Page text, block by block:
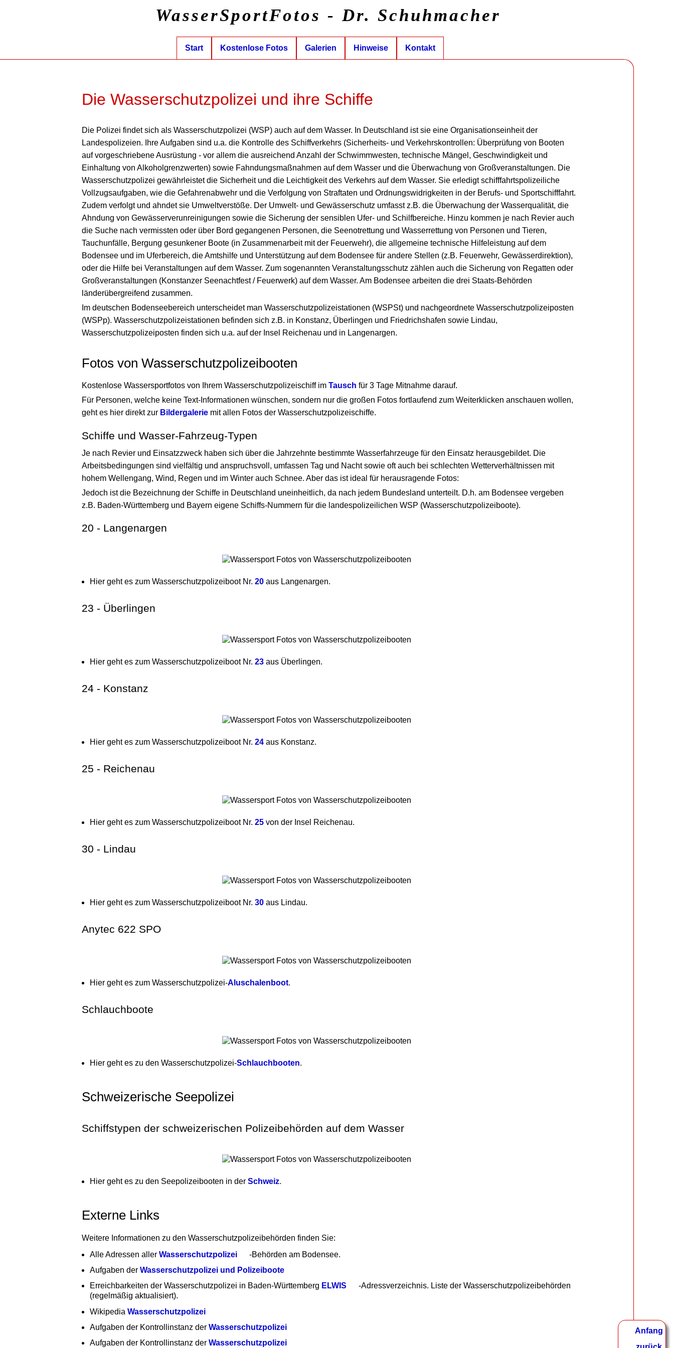
Die Wasserschutzpolizei und ihre Schiffe
Die Polizei findet sich als Wasserschutzpolizei (WSP) auch auf dem Wasser. In Deutschland ist sie eine Organisationseinheit der
Landespolizeien. Ihre Aufgaben sind u.a. die Kontrolle des Schiffverkehrs (Sicherheits- und Verkehrskontrollen: Überprüfung von Booten
auf vorgeschriebene Ausrüstung - vor allem die ausreichend Anzahl der Schwimmwesten, technische Mängel, Geschwindigkeit und
Einhaltung von Alkoholgrenzwerten) sowie Fahndungsmaßnahmen auf dem Wasser und die Überwachung von Großveranstaltungen. Die
Wasserschutzpolizei gewährleistet die Sicherheit und die Leichtigkeit des Verkehrs auf dem Wasser. Sie erledigt schifffahrtspolizeiliche
Vollzugsaufgaben, wie die Gefahrenabwehr und die Verfolgung von Straftaten und Ordnungswidrigkeiten in der Berufs- und Sportschifffahrt.
Zudem verfolgt und ahndet sie Umweltverstöße. Der Umwelt- und Gewässerschutz umfasst z.B. die Überwachung der Wasserqualität, die
Ahndung von Gewässerverunreinigungen sowie die Sicherung der sensiblen Ufer- und Schilfbereiche. Hinzu kommen je nach Revier auch
die Suche nach vermissten oder über Bord gegangenen Personen, die Seenotrettung und Wasserrettung von Personen und Tieren,
Tauchunfälle, Bergung gesunkener Boote (in Zusammenarbeit mit der Feuerwehr), die allgemeine technische Hilfeleistung auf dem
Bodensee und im Uferbereich, die Amtshilfe und Unterstützung auf dem Bodensee für andere Stellen (z.B. Feuerwehr, Gewässerdirektion),
oder die Hilfe bei Veranstaltungen auf dem Wasser. Zum sogenannten Veranstaltungsschutz zählen auch die Sicherung von Regatten oder
Großveranstaltungen (Konstanzer Seenachtfest / Feuerwerk) auf dem Wasser. Am Bodensee arbeiten die drei Staats-Behörden
länderübergreifend zusammen.
Im deutschen Bodenseebereich unterscheidet man Wasserschutzpolizeistationen (WSPSt) und nachgeordnete Wasserschutzpolizeiposten
(WSPp). Wasserschutzpolizeistationen befinden sich z.B. in Konstanz, Überlingen und Friedrichshafen sowie Lindau,
Wasserschutzpolizeiposten finden sich u.a. auf der Insel Reichenau und in Langenargen.
Fotos von Wasserschutzpolizeibooten
Kostenlose Wassersportfotos von Ihrem Wasserschutzpolizeischiff im Tausch für 3 Tage Mitnahme darauf.
Für Personen, welche keine Text-Informationen wünschen, sondern nur die großen Fotos fortlaufend zum Weiterklicken anschauen wollen,
geht es hier direkt zur Bildergaleriemit allen Fotos der Wasserschutzpolizeischiffe.
Schiffe und Wasser-Fahrzeug-Typen
Je nach Revier und Einsatzzweck haben sich über die Jahrzehnte bestimmte Wasserfahrzeuge für den Einsatz herausgebildet. Die
Arbeitsbedingungen sind vielfältig und anspruchsvoll, umfassen Tag und Nacht sowie oft auch bei schlechten Wetterverhältnissen mit
hohem Wellengang, Wind, Regen und im Winter auch Schnee. Aber das ist ideal für herausragende Fotos:
Jedoch ist die Bezeichnung der Schiffe in Deutschland uneinheitlich, da nach jedem Bundesland unterteilt. D.h. am Bodensee vergeben
z.B. Baden-Württemberg und Bayern eigene Schiffs-Nummern für die landespolizeilichen WSP (Wasserschutzpolizeiboote).
20 - Langenargen
Hier geht es zum Wasserschutzpolizeiboot Nr. 20aus Langenargen.
23 - Überlingen
Hier geht es zum Wasserschutzpolizeiboot Nr. 23aus Überlingen.
24 - Konstanz
Hier geht es zum Wasserschutzpolizeiboot Nr. 24aus Konstanz.
25 - Reichenau
Hier geht es zum Wasserschutzpolizeiboot Nr. 25von der Insel Reichenau.
30 - Lindau
Hier geht es zum Wasserschutzpolizeiboot Nr. 30aus Lindau.
Anytec 622 SPO
Hier geht es zum Wasserschutzpolizei-Aluschalenboot.
Schlauchboote
Hier geht es zu den Wasserschutzpolizei-Schlauchbooten.
Schweizerische Seepolizei
Schiffstypen der schweizerischen Polizeibehörden auf dem Wasser
Hier geht es zu den Seepolizeibooten in der Schweiz.
Externe Links
Weitere Informationen zu den Wasserschutzpolizeibehörden finden Sie:
Alle Adressen aller Wasserschutzpolizei
-Behörden am Bodensee.
Aufgaben der Wasserschutzpolizei und Polizeiboote
Erreichbarkeiten der Wasserschutzpolizei in Baden-Württemberg ELWIS
-Adressverzeichnis. Liste der Wasserschutzpolizeibehörden
(regelmäßig aktualisiert).
Wikipedia Wasserschutzpolizei
Aufgaben der Kontrollinstanz der Wasserschutzpolizei
Aufgaben der Kontrollinstanz der Wasserschutzpolizei
WasserSportFotos - Dr. Schuhmacher
Start Kostenlose Fotos Galerien Hinweise Kontakt
Anfang